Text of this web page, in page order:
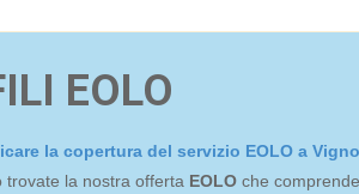
EOLO
la copertura del servizio EOLO a
trovate la nostra offerta EOLO che